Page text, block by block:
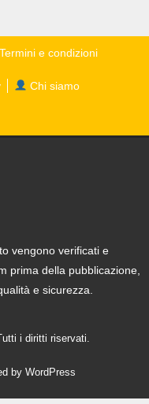
Termini e condizioni
Chi siamo
vengono verificati e
prima della pubblicazione,
e sicurezza.
i diritti riservati.
by WordPress